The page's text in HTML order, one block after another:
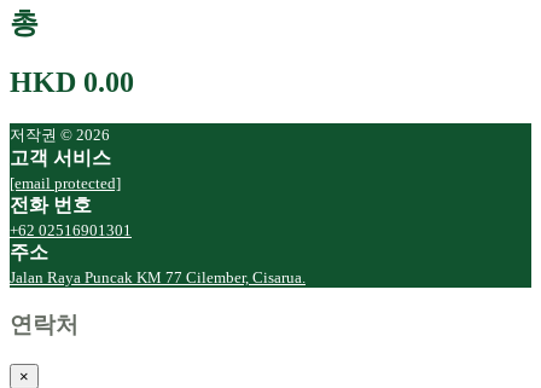
총
HKD 0.00
저작권 © 2026
고객 서비스
[email protected]
전화 번호
+62 02516901301
주소
Jalan Raya Puncak KM 77 Cilember, Cisarua.
연락처
×